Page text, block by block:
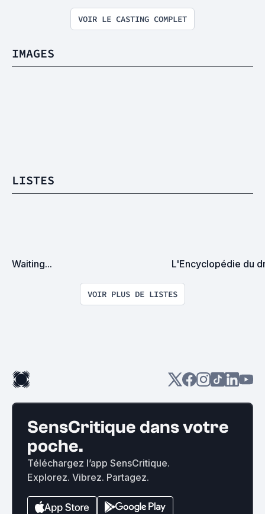
VOIR LE CASTING COMPLET
IMAGES
LISTES
Waiting... L'Encyclopédie du
VOIR PLUS DE LISTES
SensCritique dans votre
poche.
Téléchargez l’app SensCritique.
Explorez. Vibrez. Partagez.